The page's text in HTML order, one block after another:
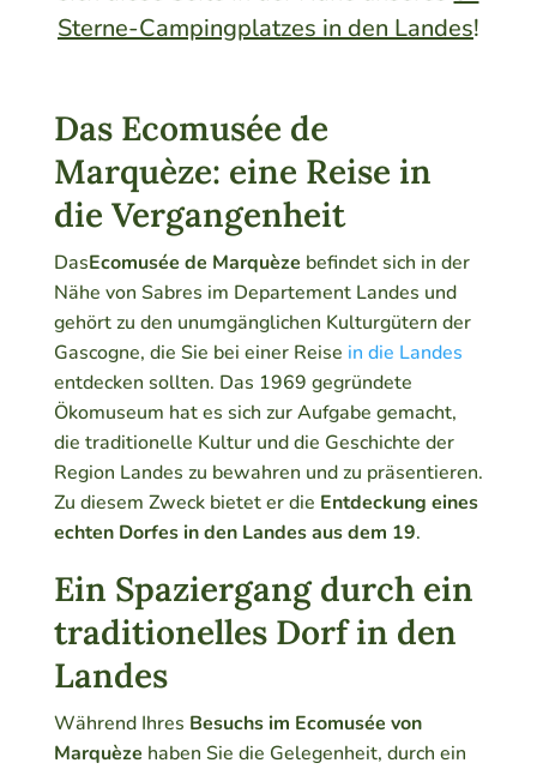
Sterne-Campingplatzes in den Landes!
Das Ecomusée de
Marquèze: eine Reise in
die Vergangenheit
DasEcomusée de Marquèze befindet sich in der
Nähe von Sabres im Departement Landes und
gehört zu den unumgänglichen Kulturgütern der
Gascogne, die Sie bei einer Reise in die Landes
entdecken sollten. Das 1969 gegründete
Ökomuseum hat es sich zur Aufgabe gemacht,
die traditionelle Kultur und die Geschichte der
Region Landes zu bewahren und zu präsentieren.
Zu diesem Zweck bietet er die Entdeckung eines
echten Dorfes in den Landes aus dem 19.
Ein Spaziergang durch ein
traditionelles Dorf in den
Landes
Während Ihres Besuchs im Ecomusée von
Marquèze haben Sie die Gelegenheit, durch ein